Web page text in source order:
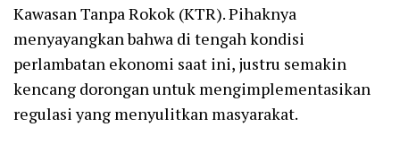
Kawasan Tanpa Rokok (KTR). Pihaknya
menyayangkan bahwa di tengah kondisi
perlambatan ekonomi saat ini, justru semakin
kencang dorongan untuk mengimplementasikan
regulasi yang menyulitkan masyarakat.